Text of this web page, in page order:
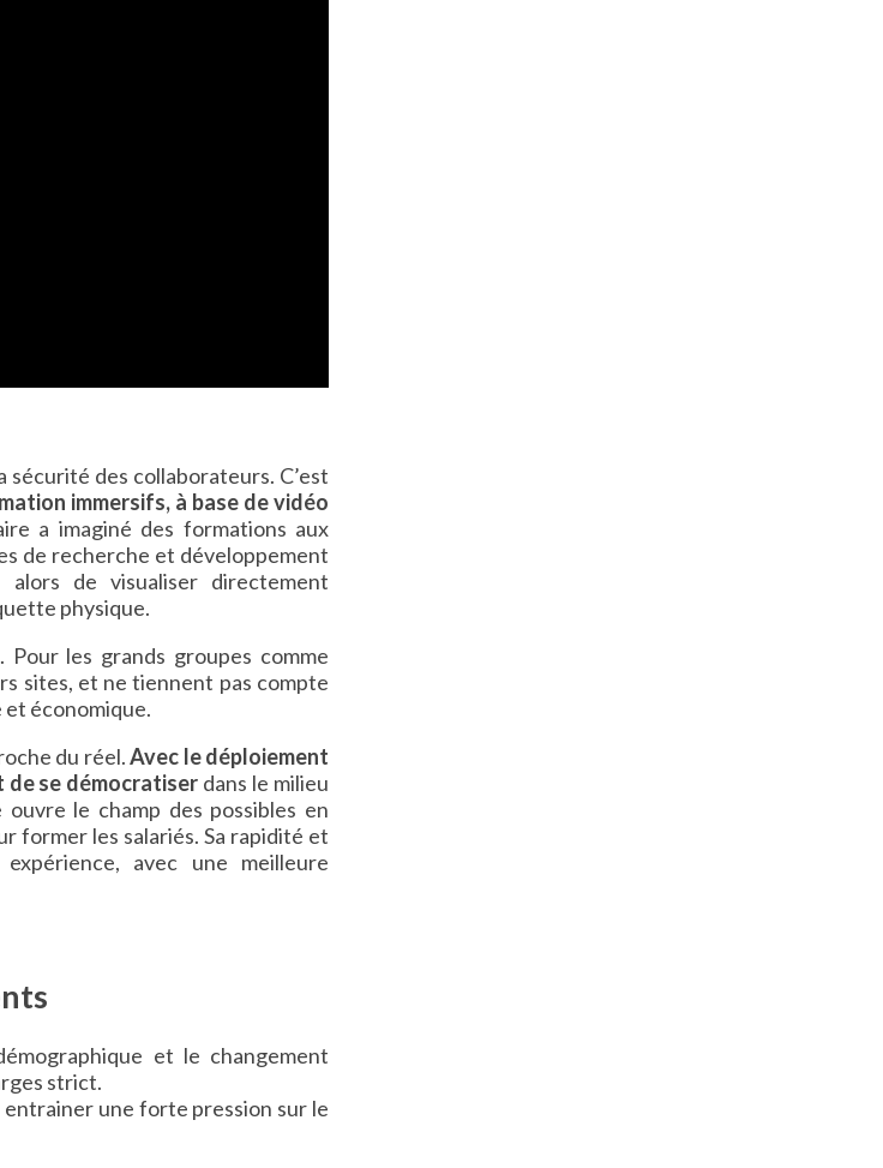
des collaborateurs. C’est
immersifs, à base de vidéo
a imaginé des formations aux
de recherche et développement
de visualiser directement
physique.
les grands groupes comme
sites, et ne tiennent pas compte
économique.
du réel.Avec le déploiement
se démocratiser dans le milieu
le champ des possibles en
former les salariés. Sa rapidité et
avec une meilleure
et le changement
strict.
entrainer une forte pression sur le